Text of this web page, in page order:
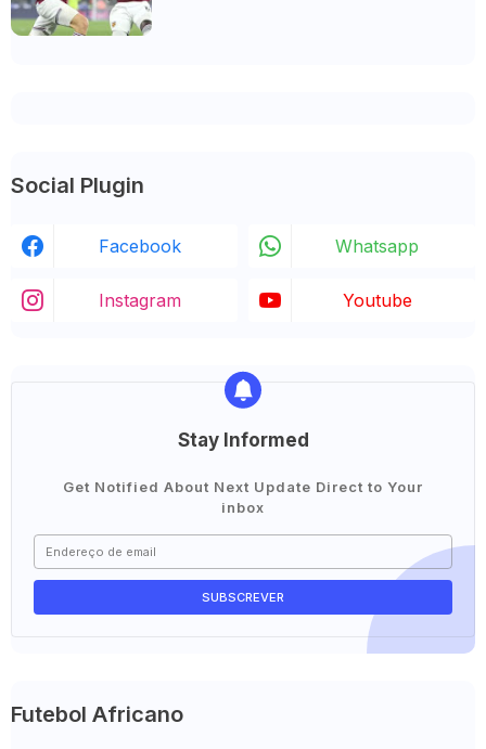
Social Plugin
Facebook Whatsapp
Instagram Youtube
Stay Informed
Get Notified About Next Update Direct to Your
inbox
Futebol Africano